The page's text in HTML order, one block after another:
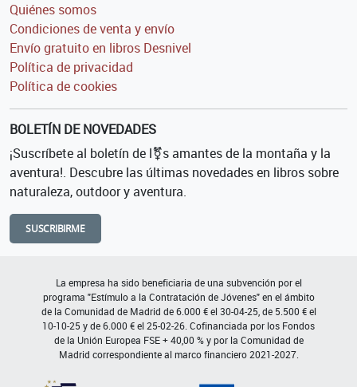
Quiénes somos
Condiciones de venta y envío
Envío gratuito en libros Desnivel
Política de privacidad
Política de cookies
BOLETÍN DE NOVEDADES
¡Suscríbete al boletín de l⚧s amantes de la montaña y la
aventura!. Descubre las últimas novedades en libros sobre
naturaleza, outdoor y aventura.
SUSCRIBIRME
La empresa ha sido beneficiaria de una subvención por el
programa "Estímulo a la Contratación de Jóvenes" en el ámbito
de la Comunidad de Madrid de 6.000 € el 30-04-25, de 5.500 € el
10-10-25 y de 6.000 € el 25-02-26. Cofinanciada por los Fondos
de la Unión Europea FSE + 40,00 % y por la Comunidad de
Madrid correspondiente al marco financiero 2021-2027.